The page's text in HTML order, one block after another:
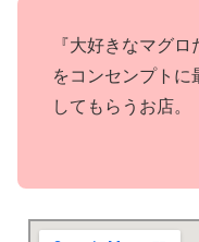
『大好きなマグ
をコンセンプトに
してもらうお店。